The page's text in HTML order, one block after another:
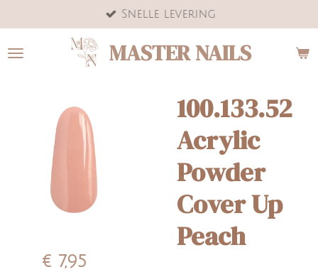
direct
naar
MASTER NAILS
Snelle levering
100.133.52
Acrylic
Powder
Cover Up
Peach
€ 7,95